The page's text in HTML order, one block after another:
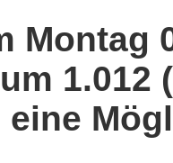
Montag
eine